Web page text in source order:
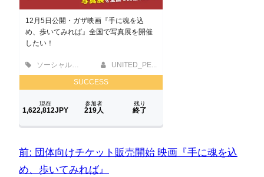
前: 団体向けチケット販売開始 映画『手に魂を込
め、歩いてみれば』